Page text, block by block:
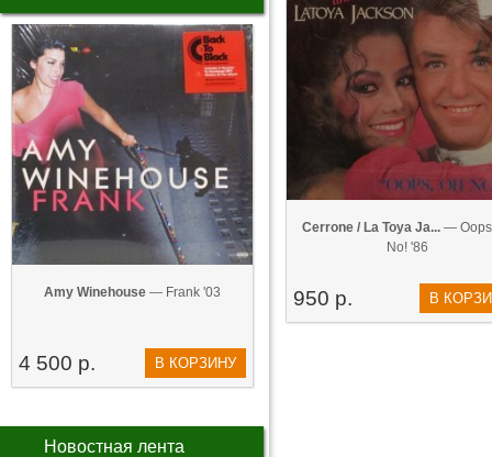
Amy Winehouse — Frank '03
4 500 р. В КОРЗИНУ
Новостная лента
Cerrone / La Toya Ja...— Oops
No! '86
950 р. В